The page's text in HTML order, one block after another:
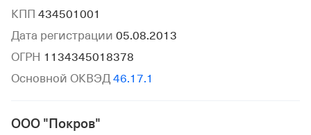
КПП 434501001
Дата регистрации 05.08.2013
ОГРН 1134345018378
Основной ОКВЭД 46.17.1
ООО "Покров"